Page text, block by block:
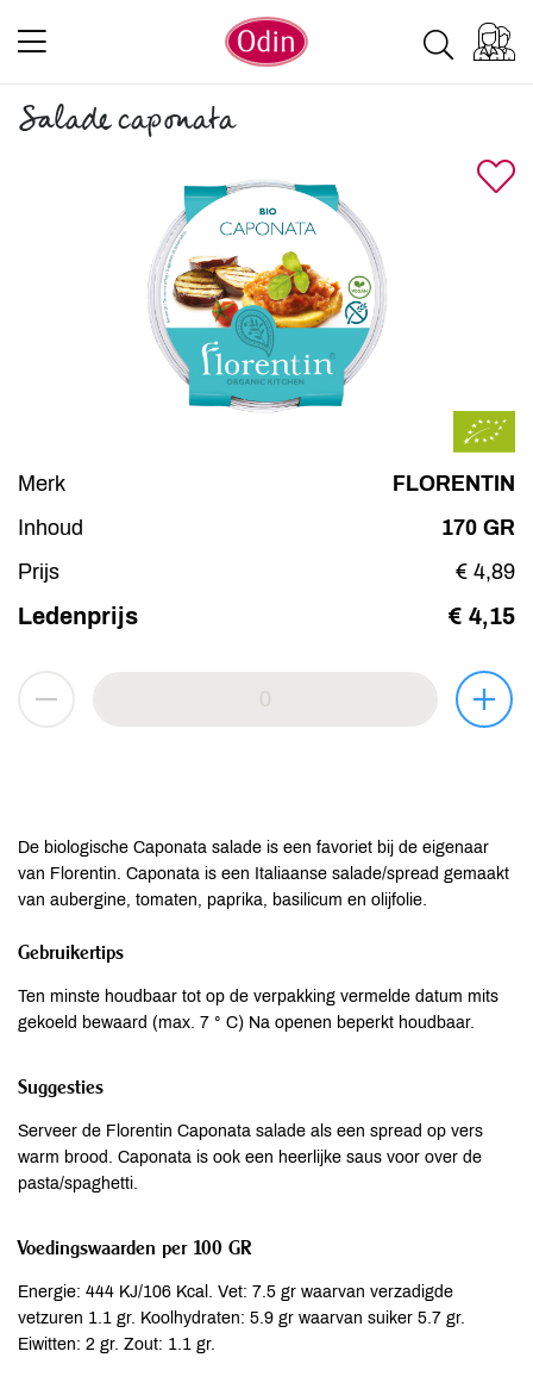
Salade caponata
Merk
FLORENTIN
Inhoud
170 GR
Prijs
€ 4,89
Ledenprijs € 4,15
De biologische Caponata salade is een favoriet bij de eigenaar
van Florentin. Caponata is een Italiaanse salade/spread gemaakt
van aubergine, tomaten, paprika, basilicum en olijfolie.
Gebruikertips
Ten minste houdbaar tot op de verpakking vermelde datum mits
gekoeld bewaard (max. 7 ° C) Na openen beperkt houdbaar.
Suggesties
Serveer de Florentin Caponata salade als een spread op vers
warm brood. Caponata is ook een heerlijke saus voor over de
pasta/spaghetti.
Voedingswaarden per 100 GR
Energie: 444 KJ/106 Kcal. Vet: 7.5 gr waarvan verzadigde
vetzuren 1.1 gr. Koolhydraten: 5.9 gr waarvan suiker 5.7 gr.
Eiwitten: 2 gr. Zout: 1.1 gr.